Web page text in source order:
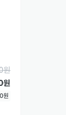
원
원